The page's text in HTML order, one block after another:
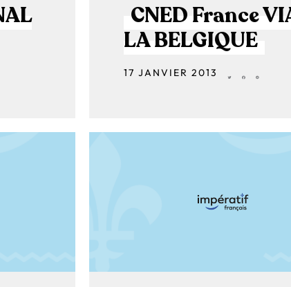
CNED France
LA BELGIQUE
17 JANVIER 2013